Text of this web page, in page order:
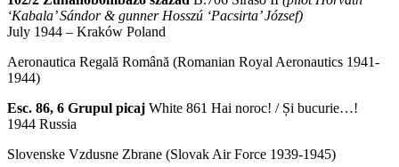
‘Kabala’ Sándor & gunner Hosszú ‘Pacsirta’ József)
July 1944 – Kraków Poland
Aeronautica Regală Română (Romanian Royal Aeronautics 1941-
1944)
Esc. 86, 6 Grupul picaj White 861 Hai noroc! / Și bucurie…!
1944 Russia
Slovenske Vzdusne Zbrane (Slovak Air Force 1939-1945)